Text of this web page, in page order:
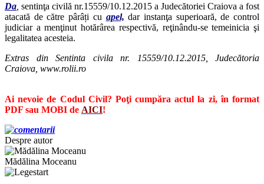
Da sentinţa civilă nr.15559/10.12.2015 a Judecătoriei Craiova a fost
atacată de către pârâți cu apel, dar instanţa superioară, de control
judiciar a menţinut hotărârea respectivă, reţinându-se temeinicia şi
legalitatea acesteia.
Extras din Sentinta civila nr. 15559/10.12.2015, Judecătoria
Craiova, www.rolii.ro
Ai nevoie de Codul Civil? Poţi cumpăra actul la zi, în format
PDF sau MOBI de AICI!
Despre autor
Mădălina Moceanu